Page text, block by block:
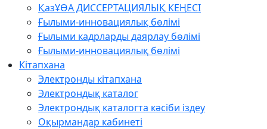
ҚазҰӨА ДИССЕРТАЦИЯЛЫҚ КЕҢЕСІ
Ғылыми-инновациялық бөлімі
Ғылыми кадрларды даярлау бөлімі
Ғылыми-инновациялық бөлімі
Кітапхана
Электронды кітапхана
Электрондық каталог
Электрондық каталогта кәсіби іздеу
Оқырмандар кабинеті